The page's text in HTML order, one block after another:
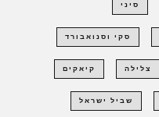
סיני
סקי וסנואבורד
צלילה קיאקים
שביל ישראל